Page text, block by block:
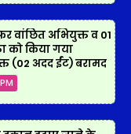
वांछित अभियुक्त व 01
को किया गया
(02 अदद ईंट) बरामद